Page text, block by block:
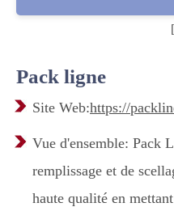
Pack ligne
Site Web:https://
Vue d'ensemble: Pack
remplissage et de
haute qualité en